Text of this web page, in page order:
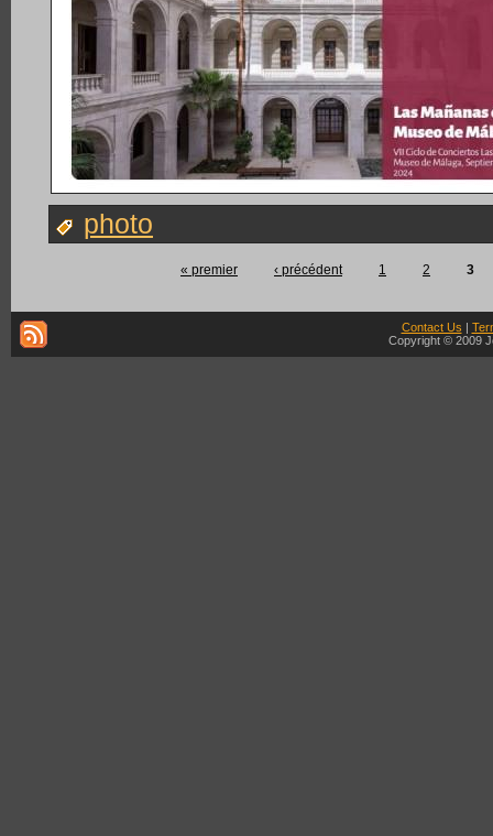
photo
« premier ‹ précédent 1 2 3
Contact Us
Copyright © 2009